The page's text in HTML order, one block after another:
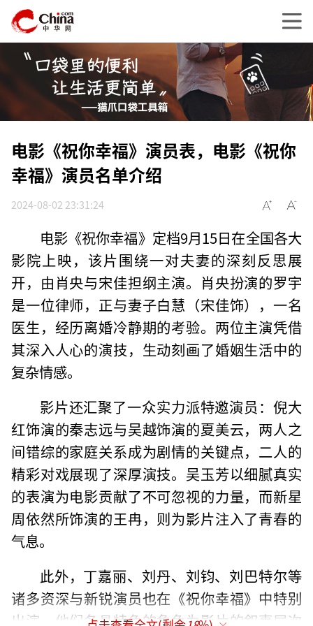
电影《祝你幸福》演员表，电影《祝你
幸福》演员名单介绍
2024-08-02 23:31:24
电影《祝你幸福》定档9月15日在全国各大
影院上映，该片围绕一对夫妻的深刻反思展
开，由肖央与宋佳担纲主演。肖央扮演的罗宇
是一位律师，正与妻子白慧（宋佳饰），一名
医生，经历离婚冷静期的考验。两位主演凭借
其深入人心的演技，生动刻画了婚姻生活中的
复杂情感。
影片还汇聚了一众实力派特邀演员：倪大
红饰演的秦志远与吴越饰演的夏美云，两人之
间错综的家庭关系成为剧情的关键点，二人的
精彩对戏展现了深厚演技。吴玉芳以细腻真实
的表演为电影贡献了不可忽视的力量，而新星
周依然所饰演的王冉，则为影片注入了青春的
气息。
此外，丁嘉丽、刘丹、刘钧、刘巴特尔等
诸多资深与新锐演员也在《祝你幸福》中特别
出演，他们各具特色的角色为影片的叙事层次